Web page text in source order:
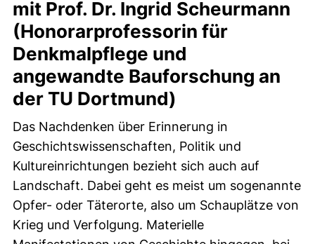
mit Prof. Dr. Ingrid Scheurmann
(Honorarprofessorin für
Denkmalpflege und
angewandte Bauforschung an
der TU Dortmund)
Das Nachdenken über Erinnerung in
Geschichtswissenschaften, Politik und
Kultureinrichtungen bezieht sich auch auf
Landschaft. Dabei geht es meist um sogenannte
Opfer- oder Täterorte, also um Schauplätze von
Krieg und Verfolgung. Materielle